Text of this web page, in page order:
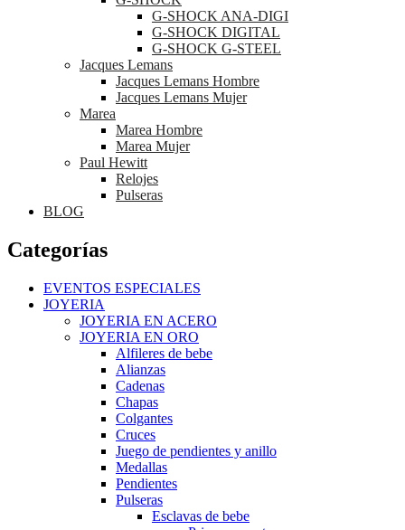
G-SHOCK ANA-DIGI
G-SHOCK DIGITAL
G-SHOCK G-STEEL
Jacques Lemans
Jacques Lemans Hombre
Jacques Lemans Mujer
Marea
Marea Hombre
Marea Mujer
Paul Hewitt
Relojes
Pulseras
BLOG
Categorías
EVENTOS ESPECIALES
JOYERIA
JOYERIA EN ACERO
JOYERIA EN ORO
Alfileres de bebe
Alianzas
Cadenas
Chapas
Colgantes
Cruces
Juego de pendientes y anillo
Medallas
Pendientes
Pulseras
Esclavas de bebe